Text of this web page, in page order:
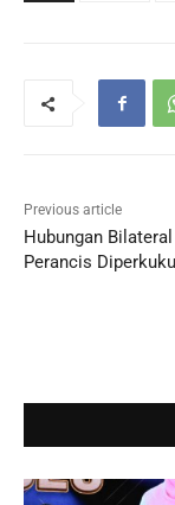
Previous article
Hubungan
Perancis